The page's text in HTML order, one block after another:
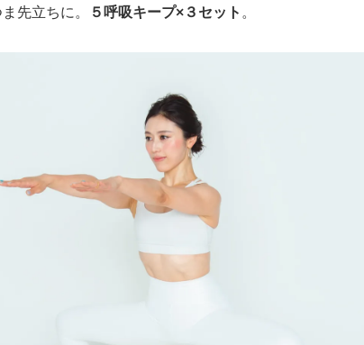
先立ちに。 ５呼吸キープ×３セット 。